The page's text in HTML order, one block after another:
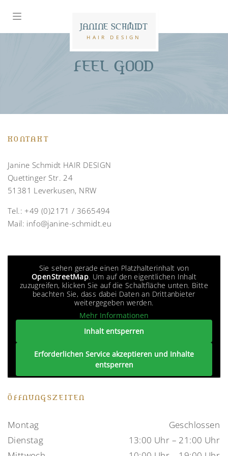
JANINE SCHMIDT
HAIR DESIGN
FEEL GOOD
KONTAKT
Janine Schmidt HAIR DESIGN
Quettinger Str. 24
51381 Leverkusen, NRW
Tel.:+49 (0)2171 / 3665494
Mail: info@janine-schmidt.eu
Sie sehen gerade einen Platzhalterinhalt von
OpenStreetMap. Um auf den eigentlichen Inhalt
zuzugreifen, klicken Sie auf die Schaltfläche unten. Bitte
beachten Sie, dass dabei Daten an Drittanbieter
weitergegeben werden.
Mehr Informationen
Inhalt entsperren
Erforderlichen Service akzeptieren und Inhalte
entsperren
ÖFFNUNGSZEITEN
Montag
Geschlossen
Dienstag
13:00 Uhr – 21:00 Uhr